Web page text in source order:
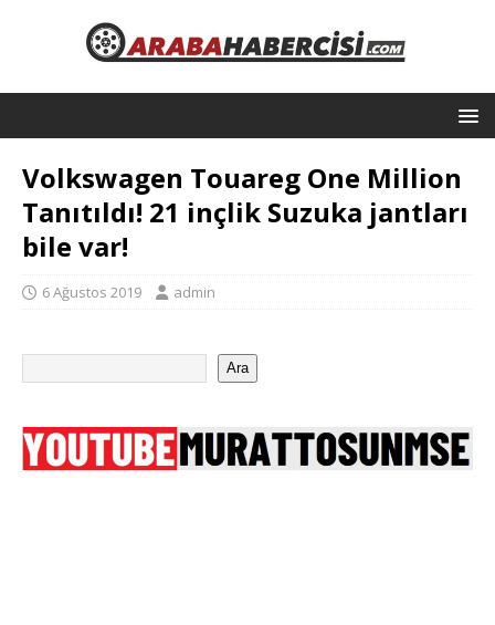
Volkswagen Touareg One Million
Tanıtıldı! 21 inçlik Suzuka jantları
bile var!
6 Ağustos 2019 admin
Ara